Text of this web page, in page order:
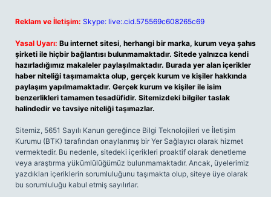
Reklam ve İletişim: Skype: live:.cid.575569c608265c69
Yasal Uyarı: Bu internet sitesi, herhangi bir marka, kurum veya şahıs
şirketi ile hiçbir bağlantısı bulunmamaktadır. Sitede yalnızca kendi
hazırladığımız makaleler paylaşılmaktadır. Burada yer alan içerikler
haber niteliği taşımamakta olup, gerçek kurum ve kişiler hakkında
paylaşım yapılmamaktadır. Gerçek kurum ve kişiler ile isim
benzerlikleri tamamen tesadüfidir. Sitemizdeki bilgiler taslak
halindedir ve tavsiye niteliği taşımazlar.
Sitemiz, 5651 Sayılı Kanun gereğince Bilgi Teknolojileri ve İletişim
Kurumu (BTK) tarafından onaylanmış bir Yer Sağlayıcı olarak hizmet
vermektedir. Bu nedenle, sitedeki içerikleri proaktif olarak denetleme
veya araştırma yükümlülüğümüz bulunmamaktadır. Ancak, üyelerimiz
yazdıkları içeriklerin sorumluluğunu taşımakta olup, siteye üye olarak
bu sorumluluğu kabul etmiş sayılırlar.